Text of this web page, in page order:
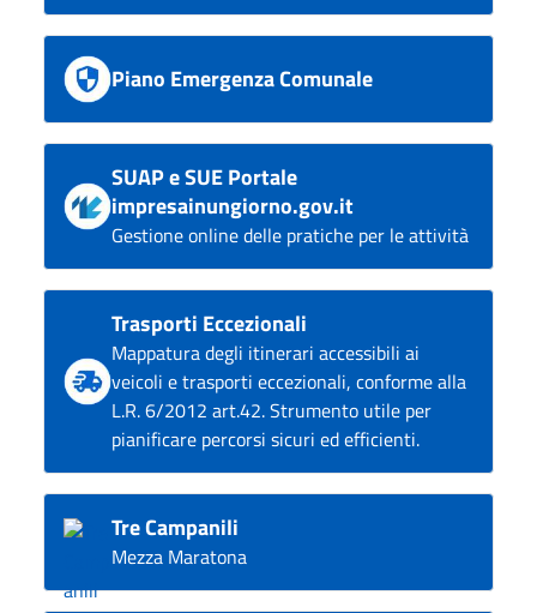
Piano Emergenza Comunale
SUAP e SUE Portale
impresainungiorno.gov.it
Gestione online delle pratiche per le attività
Trasporti Eccezionali
Mappatura degli itinerari accessibili ai
veicoli e trasporti eccezionali, conforme alla
L.R. 6/2012 art.42. Strumento utile per
pianificare percorsi sicuri ed efficienti.
Tre Campanili
Mezza Maratona